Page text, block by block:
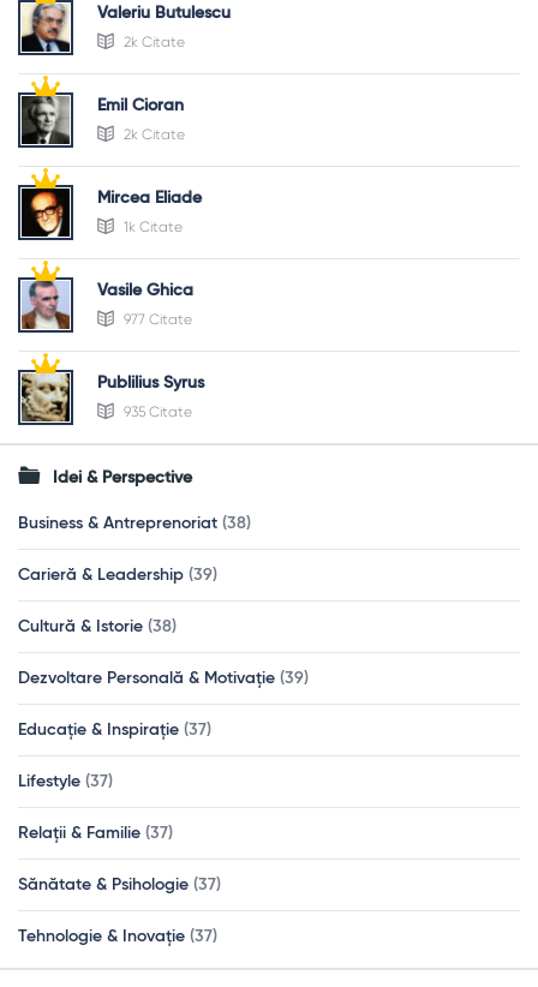
Valeriu Butulescu
2k Citate
Emil Cioran
2k Citate
Mircea Eliade
1k Citate
Vasile Ghica
977 Citate
Publilius Syrus
935 Citate
Idei & Perspective
Business & Antreprenoriat (38)
Carieră & Leadership (39)
Cultură & Istorie (38)
Dezvoltare Personală & Motivație (39)
Educație & Inspirație (37)
Lifestyle (37)
Relații & Familie (37)
Sănătate & Psihologie (37)
Tehnologie & Inovație (37)